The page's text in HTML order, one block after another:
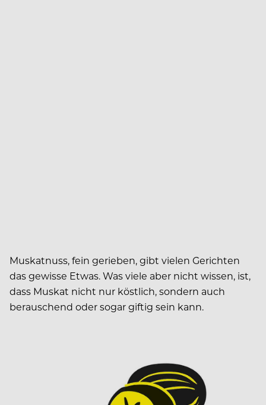
Muskatnuss, fein gerieben, gibt vielen Gerichten
das gewisse Etwas. Was viele aber nicht wissen, ist,
dass Muskat nicht nur köstlich, sondern auch
berauschend oder sogar giftig sein kann.